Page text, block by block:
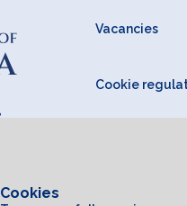
Vacancies
Cookie
Cookies